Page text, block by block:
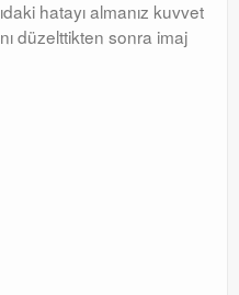
hatayı almanız kuvvet
düzelttikten sonra imaj